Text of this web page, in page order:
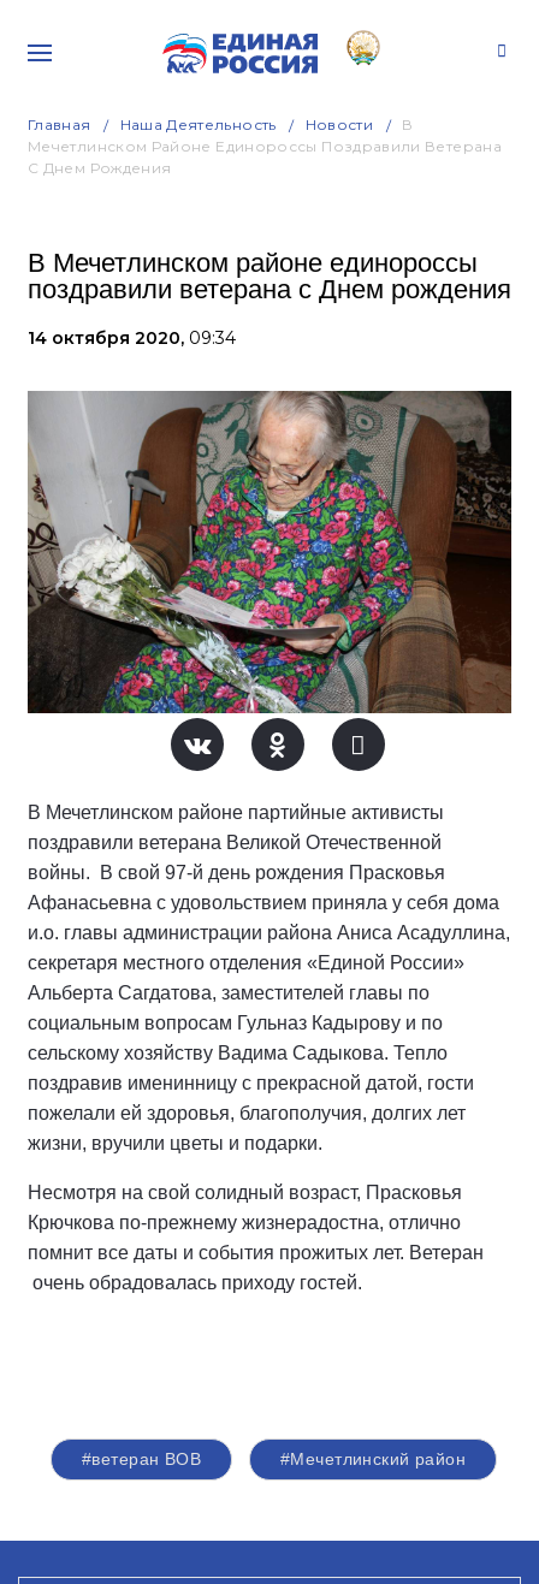
Главная Наша Деятельность Новости
В
Мечетлинском Районе Единороссы Поздравили Ветерана
С Днем Рождения
В Мечетлинском районе единороссы
поздравили ветерана с Днем рождения
14 октября 2020, 09:34
В Мечетлинском районе партийные активисты
поздравили ветерана Великой Отечественной
войны. В свой 97-й день рождения Прасковья
Афанасьевна с удовольствием приняла у себя дома
и.о. главы администрации района Аниса Асадуллина,
секретаря местного отделения «Единой России»
Альберта Сагдатова, заместителей главы по
социальным вопросам Гульназ Кадырову и по
сельскому хозяйству Вадима Садыкова. Тепло
поздравив именинницу с прекрасной датой, гости
пожелали ей здоровья, благополучия, долгих лет
жизни, вручили цветы и подарки.
Несмотря на свой солидный возраст, Прасковья
Крючкова по-прежнему жизнерадостна, отлично
помнит все даты и события прожитых лет. Ветеран
очень обрадовалась приходу гостей.
#ветеран ВОВ #Мечетлинский район